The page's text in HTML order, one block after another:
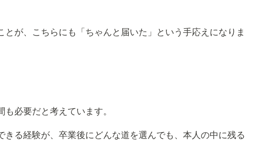
が、こちらにも「ちゃんと届いた」という手応えになりま
必要だと考えています。
る経験が、卒業後にどんな道を選んでも、本人の中に残る